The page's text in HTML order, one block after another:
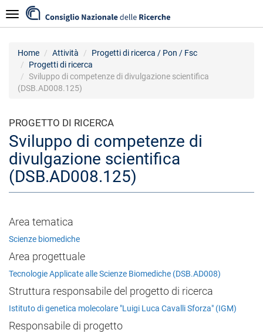
al
contenuto
Navigazione
Home Attività
Progetti di ricerca / Pon / Fsc
Progetti di ricerca
Sviluppo di competenze di divulgazione scientifica
(DSB.AD008.125)
PROGETTO DI RICERCA
Sviluppo di competenze di
divulgazione scientifica
(DSB.AD008.125)
Area tematica
Scienze biomediche
Area progettuale
Tecnologie Applicate alle Scienze Biomediche (DSB.AD008)
Struttura responsabile del progetto di ricerca
Istituto di genetica molecolare "Luigi Luca Cavalli Sforza" (IGM)
Responsabile di progetto